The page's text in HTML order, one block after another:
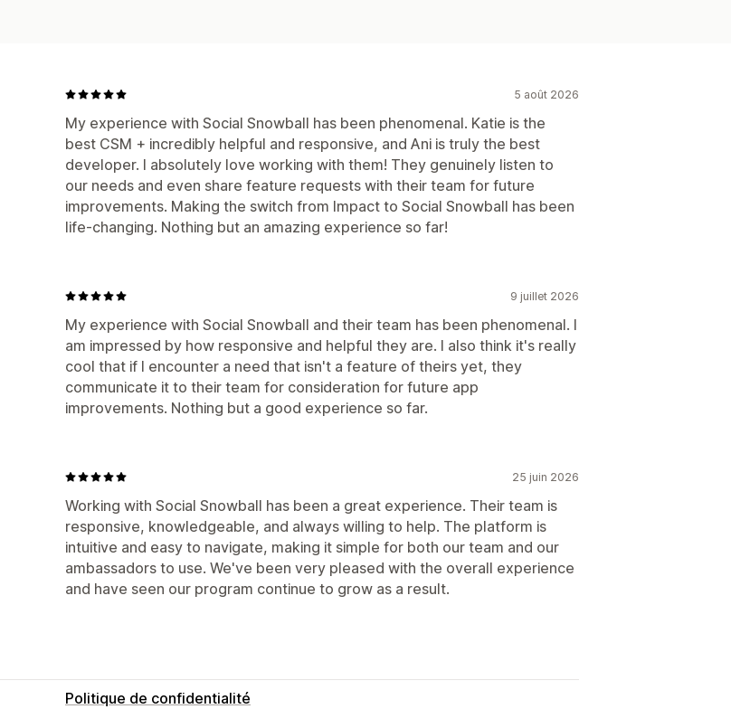
5 août 2026
My experience with Social Snowball has been phenomenal. Katie is the
best CSM + incredibly helpful and responsive, and Ani is truly the best
developer. I absolutely love working with them! They genuinely listen to
our needs and even share feature requests with their team for future
improvements. Making the switch from Impact to Social Snowball has been
life-changing. Nothing but an amazing experience so far!
9 juillet 2026
My experience with Social Snowball and their team has been phenomenal. I
am impressed by how responsive and helpful they are. I also think it's really
cool that if I encounter a need that isn't a feature of theirs yet, they
communicate it to their team for consideration for future app
improvements. Nothing but a good experience so far.
25 juin 2026
Working with Social Snowball has been a great experience. Their team is
responsive, knowledgeable, and always willing to help. The platform is
intuitive and easy to navigate, making it simple for both our team and our
ambassadors to use. We've been very pleased with the overall experience
and have seen our program continue to grow as a result.
Politique de confidentialité